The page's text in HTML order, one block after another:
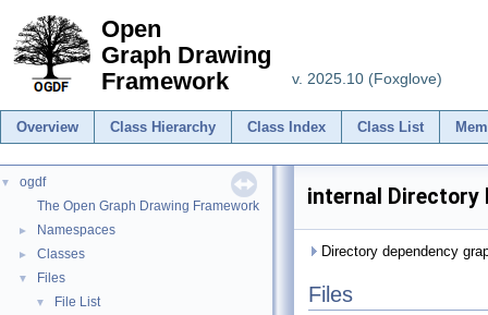
Open
Graph Drawing
Framework
v. 2025.10 (Foxglove)
Overview Class Hierarchy Class Index Class List
▼
ogdf
The Open Graph Drawing Framework
► Namespaces
► Classes
▼ Files
▼ File List
internal Directory
Directory dependency
Files